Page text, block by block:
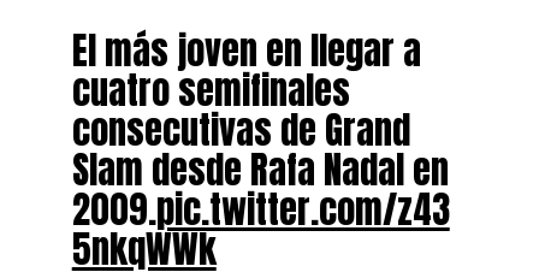
El más joven en llegar a
cuatro semifinales
consecutivas de Grand
Slam desde Rafa Nadal en
2009.pic.twitter.com/z43
5nkqWWk